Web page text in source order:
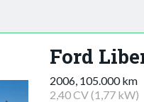
Ford
2006, 105.000 km
2,40 CV (1,77 kW)